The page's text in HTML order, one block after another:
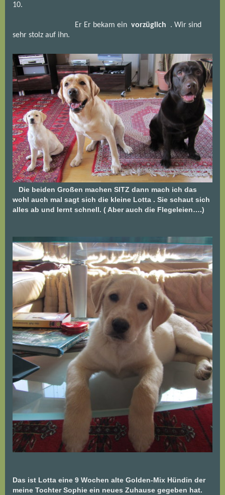
10.
Er Er bekam ein vorzüglich . Wir sind
sehr stolz auf ihn.
Die beiden Großen machen SITZ dann mach ich das
wohl auch mal sagt sich die kleine Lotta . Sie schaut sich
alles ab und lernt schnell. ( Aber auch die Flegeleien….)
Das ist Lotta eine 9 Wochen alte Golden-Mix Hündin der
meine Tochter Sophie ein neues Zuhause gegeben hat.